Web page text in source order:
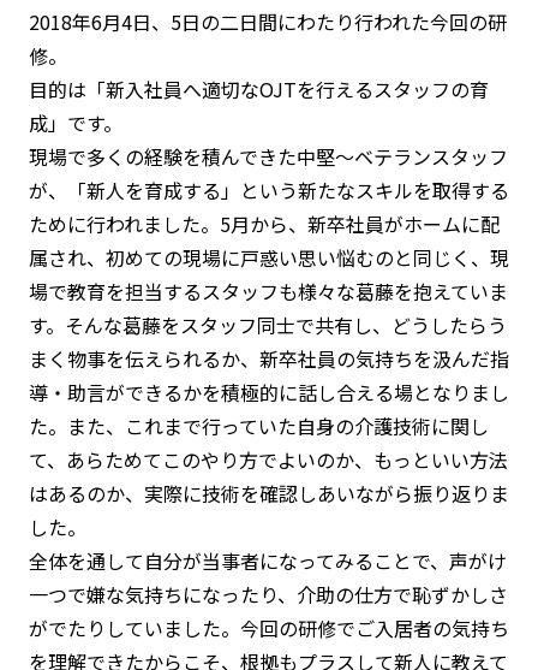
2018年6月4日、5日の二日間にわたり行われた今回の研
修。
目的は 「新入社員へ適切なOJTを行えるスタッフの育
成」 です。
現場で多くの経験を積んできた中堅～ベテランスタッフ
が、「新人を育成する」という新たなスキルを取得する
ために行われました。5月から、新卒社員がホームに配
属され、初めての現場に戸惑い思い悩むのと同じく、現
場で教育を担当するスタッフも様々な葛藤を抱えていま
す。そんな葛藤をスタッフ同士で共有し、どうしたらう
まく物事を伝えられるか、新卒社員の気持ちを汲んだ指
導・助言ができるかを積極的に話し合える場となりまし
た。また、これまで行っていた自身の介護技術に関し
て、あらためてこのやり方でよいのか、もっといい方法
はあるのか、実際に技術を確認しあいながら振り返りま
した。
全体を通して自分が当事者になってみることで、声がけ
一つで嫌な気持ちになったり、介助の仕方で恥ずかしさ
がでたりしていました。今回の研修でご入居者の気持ち
を理解できたからこそ、根拠もプラスして新人に教えて